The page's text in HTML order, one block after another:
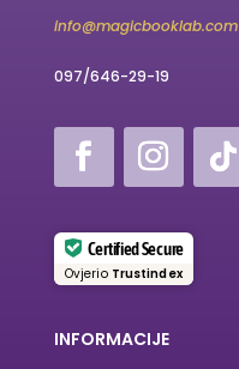
info@magicbooklab.com
097/646-29-19
Certified Secure
Ovjerio Trustindex
INFORMACIJE